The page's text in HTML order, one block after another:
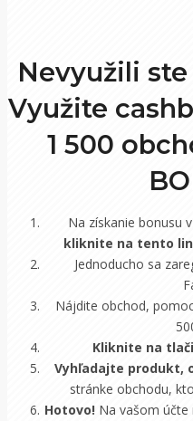
Nevyužili
Využite
1 500
Na získanie bonusu
kliknite na tento
Jednoducho sa
Nájdite obchod,
Kliknite na
Vyhľadajte produkt,
stránke obchodu,
Hotovo!Na vašom účte